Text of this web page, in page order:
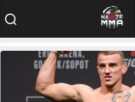
NaszeMMA.pl»Aktualności»Świat»UFC»
zdominował Touahriego w Newark